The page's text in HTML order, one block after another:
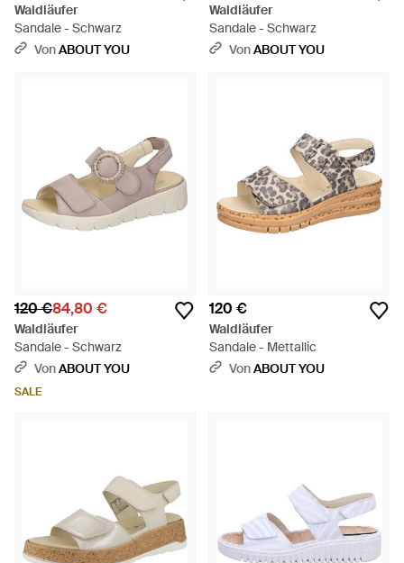
Waldläufer
Sandale - Schwarz
VonABOUT YOU
Waldläufer
Sandale - Schwarz
VonABOUT YOU
120 €84,80 €
Waldläufer
Sandale - Schwarz
VonABOUT YOU
SALE
120 €
Waldläufer
Sandale - Mettallic
VonABOUT YOU